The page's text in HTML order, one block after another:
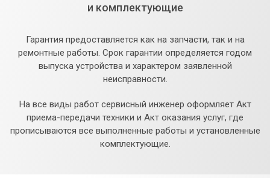
и комплектующие
Гарантия предоставляется как на запчасти, так и на
ремонтные работы. Срок гарантии определяется годом
выпуска устройства и характером заявленной
неисправности.
На все виды работ сервисный инженер оформляет Акт
приема-передачи техники и Акт оказания услуг, где
прописываются все выполненные работы и установленные
комплектующие.